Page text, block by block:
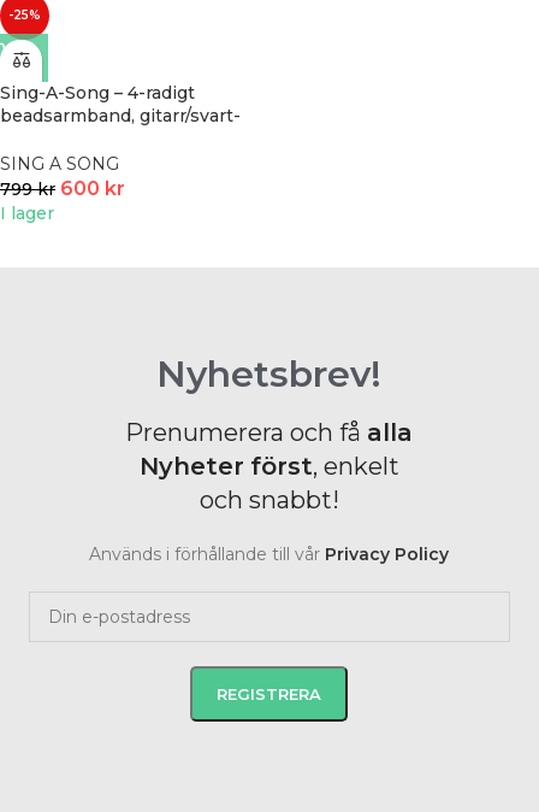
-25%
Sing-A-Song – 4-radigt
beadsarmband, gitarr/svart-
SING A SONG
799kr 600 kr
I lager
Nyhetsbrev!
Prenumerera och få alla
Nyheter först, enkelt
och snabbt!
Används i förhållande till vår Privacy Policy